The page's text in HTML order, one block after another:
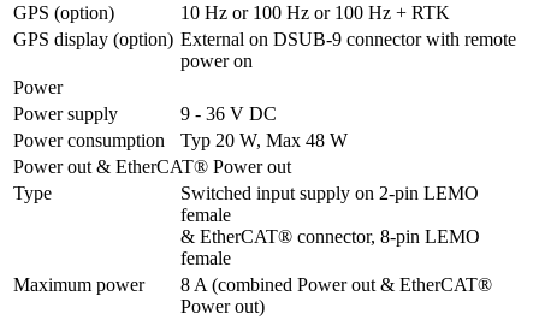
GPS (option)
10 Hz or 100 Hz or 100 Hz + RTK
GPS display (option) External on DSUB-9 connector with remote
power on
Power
Power supply
9 - 36 V DC
Power consumption
Typ 20 W, Max 48 W
Power out & EtherCAT® Power out
Type
Switched input supply on 2-pin LEMO
female
& EtherCAT® connector, 8-pin LEMO
female
Maximum power
8 A (combined Power out & EtherCAT®
Power out)